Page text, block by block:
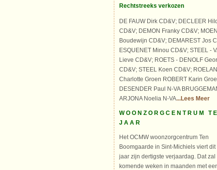
Rechtstreeks verkozen
DE FAUW Dirk CD&V; DECLEER
CD&V; DEMON Franky CD&V;
Boudewijn CD&V; DEMAREST Jos
ESQUENET Minou CD&V; STEEL -
Lieve CD&V; ROETS - DENOLF
CD&V; STEEL Koen CD&V;
Charlotte Groen ROBERT Karin
DESENDER Paul N-VA
ARJONA Noelia N-VA...Lees Meer
WOONZORGCENTRUM
JAAR
Het OCMW woonzorgcentrum Ten
Boomgaarde in Sint-Michiels viert dit
jaar zijn dertigste verjaardag. Dat zal
komende weken in maanden met